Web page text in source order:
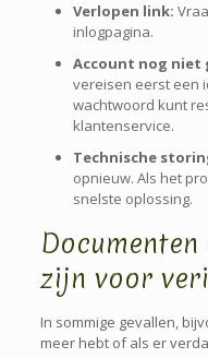
Verlopen link:
inlogpagina.
Account nog niet
vereisen eerst een
wachtwoord kunt
klantenservice.
Technische
opnieuw. Als het
snelste oplossing.
zijn voor
In sommige gevallen,
meer hebt of als er